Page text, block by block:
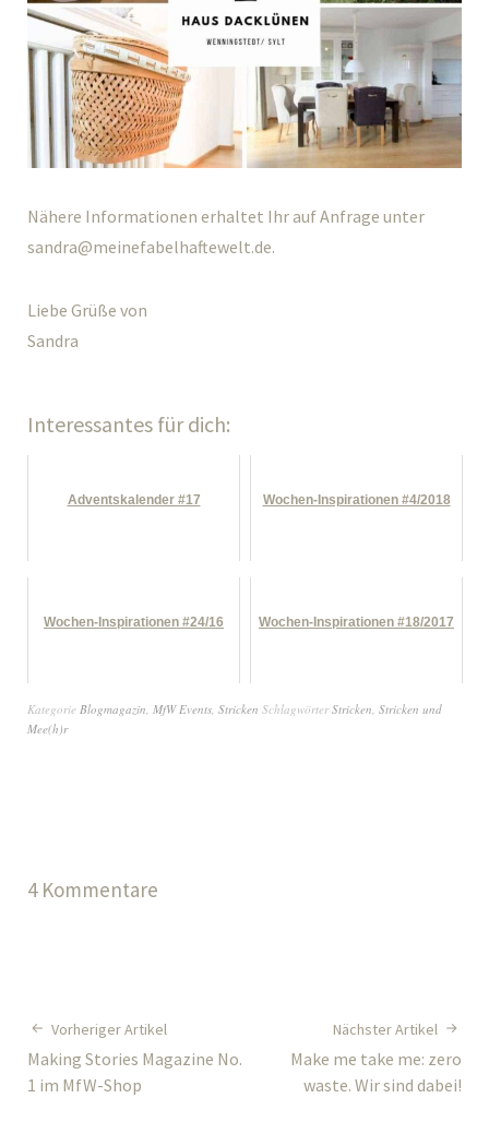
Nähere Informationen erhaltet Ihr auf Anfrage unter
sandra@meinefabelhaftewelt.de.
Liebe Grüße von
Sandra
Interessantes für dich:
Adventskalender #17 Wochen-Inspirationen #4/2018
Wochen-Inspirationen #24/16 Wochen-Inspirationen #18/2017
Kategorie Blogmagazin, MfW Events, Stricken SchlagwörterStricken, Stricken und
Mee(h)r
4 Kommentare
Vorheriger Artikel
Making Stories Magazine No.
1 im MfW-Shop
Nächster Artikel
Make me take me: zero
waste. Wir sind dabei!